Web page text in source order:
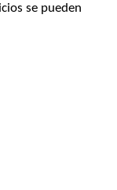
se pueden